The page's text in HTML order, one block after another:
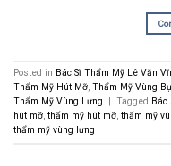
Posted in Bác Sĩ Thẩm Mỹ Lê Văn
Thẩm Mỹ Hút Mỡ, Thẩm Mỹ Vùng
Thẩm Mỹ Vùng Lưng
Tagged
hút mỡ, thẩm mỹ hút mỡ, thẩm mỹ
thẩm mỹ vùng lưng